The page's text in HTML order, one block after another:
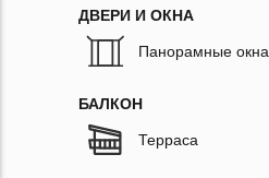
ДВЕРИ И ОКНА
Панорамные окна
БАЛКОН
Терраса